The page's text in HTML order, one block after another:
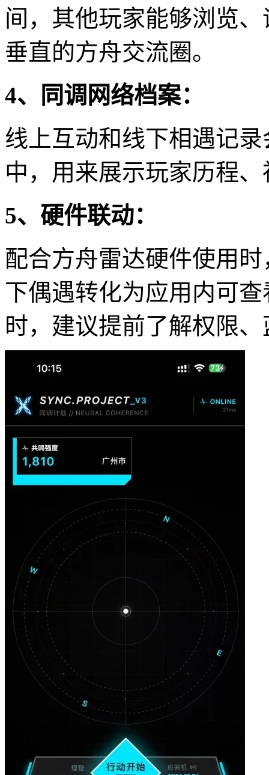
间，其他玩家能够浏览
垂直的方舟交流圈。
4、同调网络档案：
线上互动和线下相遇记
中，用来展示玩家历程
5、硬件联动：
配合方舟雷达硬件使用
下偶遇转化为应用内可
时，建议提前了解权限